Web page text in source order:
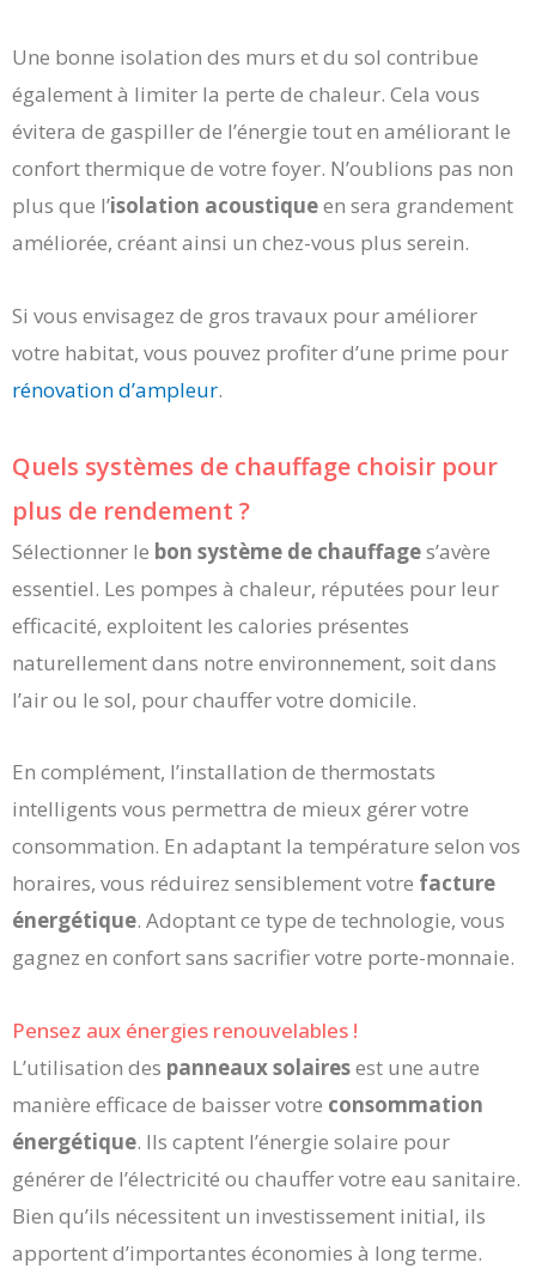
Une bonne isolation des murs et du sol contribue
également à limiter la perte de chaleur. Cela vous
évitera de gaspiller de l’énergie tout en améliorant le
confort thermique de votre foyer. N’oublions pas non
plus que l’isolation acoustiqueen sera grandement
améliorée, créant ainsi un chez-vous plus serein.
Si vous envisagez de gros travaux pour améliorer
votre habitat, vous pouvez profiter d’une prime pour
rénovation d’ampleur.
Quels systèmes de chauffage choisir pour
plus de rendement ?
Sélectionner le bon système de chauffages’avère
essentiel. Les pompes à chaleur, réputées pour leur
efficacité, exploitent les calories présentes
naturellement dans notre environnement, soit dans
l’air ou le sol, pour chauffer votre domicile.
En complément, l’installation de thermostats
intelligents vous permettra de mieux gérer votre
consommation. En adaptant la température selon vos
horaires, vous réduirez sensiblement votre facture
énergétique. Adoptant ce type de technologie, vous
gagnez en confort sans sacrifier votre porte-monnaie.
Pensez aux énergies renouvelables !
L’utilisation des panneaux solairesest une autre
manière efficace de baisser votre consommation
énergétique. Ils captent l’énergie solaire pour
générer de l’électricité ou chauffer votre eau sanitaire.
Bien qu’ils nécessitent un investissement initial, ils
apportent d’importantes économies à long terme.